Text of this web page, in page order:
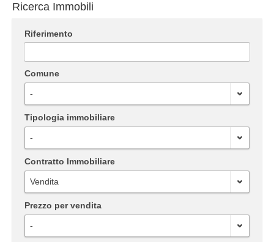
Ricerca Immobili
Riferimento
Comune
-
Tipologia immobiliare
-
Contratto Immobiliare
Vendita
Prezzo per vendita
-